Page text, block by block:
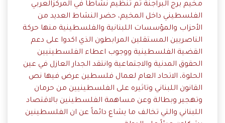
مخيم برج البراجنة تم تنظيم نشاطاً في المركزالعربي
الفلسطيني داخل المخيم، حضر النشاط العديد من
الأحزاب والمؤسسات اللبنانية والفلسطينية منها حركة
الناصريين المستقلين المرابطون الذي اكدوا على دعم
القضية الفلسطينية ووجوب اعطاء الفلسطينيين
الحقوق المدنية والاجتماعية وانتقد الجدار العازل في عين
الحلوة، الاتحاد العام لعمال فلسطين عرض فيها نص
القانون اللبناني وتاثيره على الفلسطينيين من حرمان
وتهجير وبطالة وعن مساهمة الفلسطينين بالاقتصاد
اللبناني والتي تخالف ما يشاع دائماً عن ان الفلسطينين